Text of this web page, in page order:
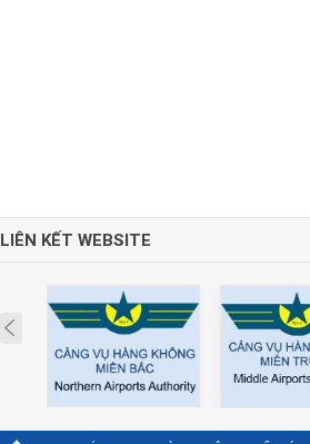
LIÊN KẾT WEBSITE
Prev